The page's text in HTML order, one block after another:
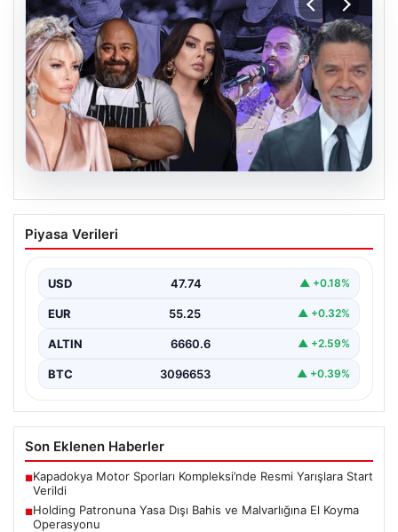
MASAK Raporunda Ahbap Derneği’ne
Yapılan Ünlü Bağışları ve Soruşturmanın
Ahbap Derneği’ne yönelik devam eden soruşturma
incelemesi yapıldı. Mali…
Piyasa Verileri
USD 47.74 ▲ +0.18%
EUR 55.25 ▲ +0.32%
ALTIN 6660.6 ▲ +2.59%
BTC 3096653 ▲ +0.39%
Son Eklenen Haberler
■Kapadokya Motor Sporları Kompleksi’nde Resmi Yarışlara Start
Verildi
■Holding Patronuna Yasa Dışı Bahis ve Malvarlığına El Koyma
Operasyonu